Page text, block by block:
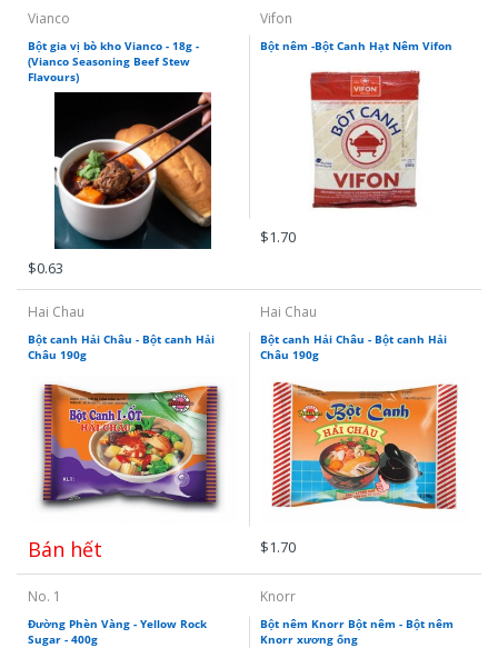
Vianco
Bột gia vị bò kho Vianco - 18g -
(Vianco Seasoning Beef Stew
Flavours)
$0.63
Vifon
Bột nêm -Bột Canh Hạt Nêm Vifon
$1.70
Hai Chau
Bột canh Hải Châu - Bột canh Hải
Châu 190g
Bán hết
Hai Chau
Bột canh Hải Châu - Bột canh Hải
Châu 190g
$1.70
No. 1
Đường Phèn Vàng - Yellow Rock
Sugar - 400g
Knorr
Bột nêm Knorr Bột nêm - Bột nêm
Knorr xương ống